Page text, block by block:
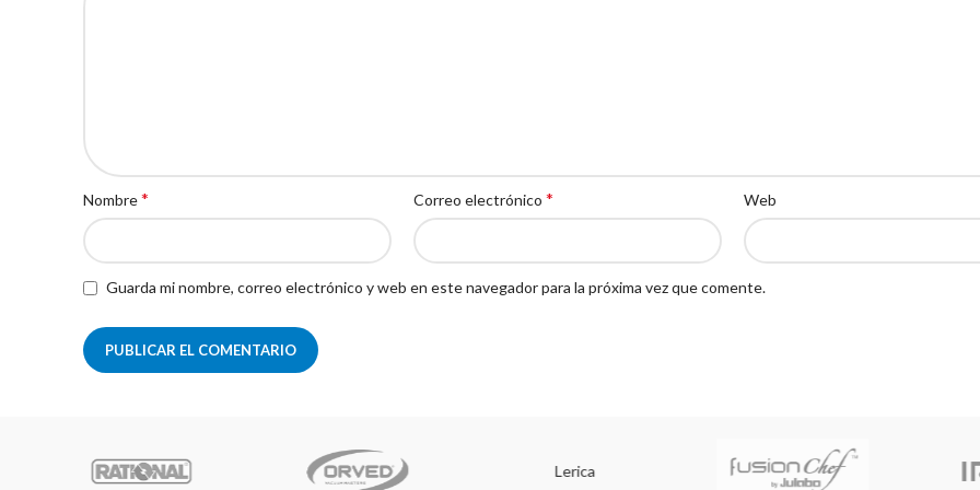
Nombre* Correo electrónico* Web
Guarda mi nombre, correo electrónico y web en este navegador para la próxima vez que comente.